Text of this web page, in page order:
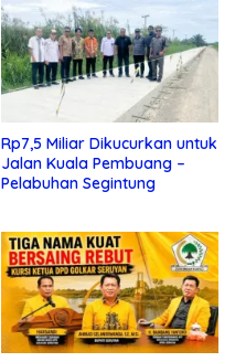
Rp7,5 Miliar Dikucurkan untuk
Jalan Kuala Pembuang –
Pelabuhan Segintung